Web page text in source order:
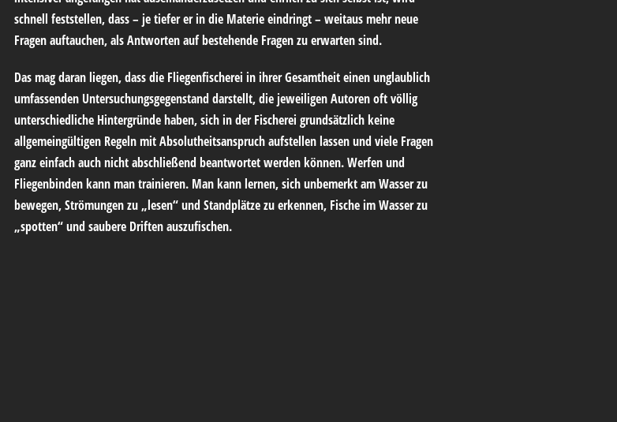
schnell feststellen, dass – je tiefer er in die Materie eindringt – weitaus mehr neue
Fragen auftauchen, als Antworten auf bestehende Fragen zu erwarten sind.
Das mag daran liegen, dass die Fliegenfischerei in ihrer Gesamtheit einen unglaublich
umfassenden Untersuchungsgegenstand darstellt, die jeweiligen Autoren oft völlig
unterschiedliche Hintergründe haben, sich in der Fischerei grundsätzlich keine
allgemeingültigen Regeln mit Absolutheitsanspruch aufstellen lassen und viele Fragen
ganz einfach auch nicht abschließend beantwortet werden können. Werfen und
Fliegenbinden kann man trainieren. Man kann lernen, sich unbemerkt am Wasser zu
bewegen, Strömungen zu „lesen“ und Standplätze zu erkennen, Fische im Wasser zu
„spotten“ und saubere Driften auszufischen.